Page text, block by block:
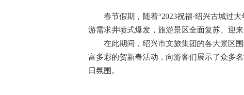
春节假期，随着“2023祝福·绍兴古城过
游需求井喷式爆发，旅游景区全面复苏、迎
在此期间，绍兴市文旅集团的各大景区
富多彩的贺新春活动，向游客们展示了众多
日氛围。